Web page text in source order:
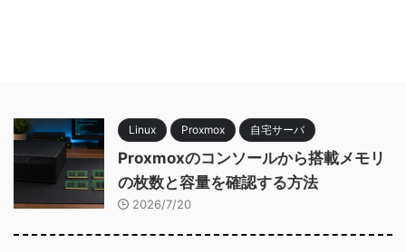
ィスクを SATA で再接続する こ
とで復旧できました。 また、切
り分けの過程で、Proxmox の ...
すが、プライベートで参加する
CTFぐらいは「いま自分の頭と手
だけで、どこまで辿り着けるの
か」を楽しみたいので ...
Linux Proxmox 自宅サーバ
Proxmoxのコンソールから搭載メモリ
の枚数と容量を確認する方法
2026/7/20